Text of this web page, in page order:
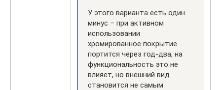
У этого варианта есть один
минус – при активном
использовании
хромированное покрытие
портится через год-два, на
функциональность это не
влияет, но внешний вид
становится не самым